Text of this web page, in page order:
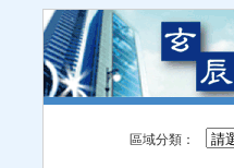
區域分類：